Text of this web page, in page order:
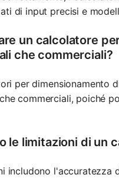
di input precisi e
un calcolatore
che commerciali?
per dimensionamento
commerciali, poiché
le limitazioni di un
includono l'accuratezza